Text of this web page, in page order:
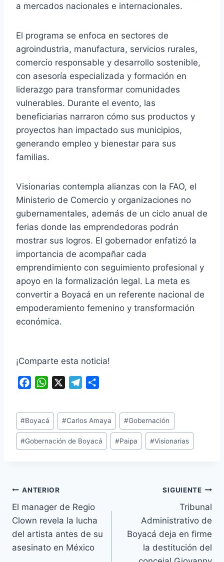
a mercados nacionales e internacionales.
El programa se enfoca en sectores de
agroindustria, manufactura, servicios rurales,
comercio responsable y desarrollo sostenible,
con asesoría especializada y formación en
liderazgo para transformar comunidades
vulnerables. Durante el evento, las
beneficiarias narraron cómo sus productos y
proyectos han impactado sus municipios,
generando empleo y bienestar para sus
familias.
Visionarias contempla alianzas con la FAO, el
Ministerio de Comercio y organizaciones no
gubernamentales, además de un ciclo anual de
ferias donde las emprendedoras podrán
mostrar sus logros. El gobernador enfatizó la
importancia de acompañar cada
emprendimiento con seguimiento profesional y
apoyo en la formalización legal. La meta es
convertir a Boyacá en un referente nacional de
empoderamiento femenino y transformación
económica.
¡Comparte esta noticia!
e
b
o
W
t
s
A
e
g
r
p
a
r
Etiquetas
de
la
#Boyacá #Carlos Amaya #Gobernación
#Gobernación de Boyacá #Paipa #Visionarias
Navegación
de
entradas
ANTERIOR
El manager de Regio
Clown revela la lucha
del artista antes de su
asesinato en México
SIGUIENTE
Tribunal
Administrativo de
Boyacá deja en firme
la destitución del